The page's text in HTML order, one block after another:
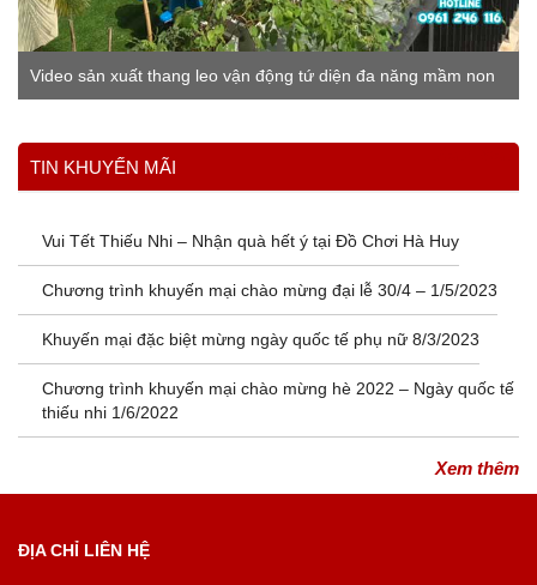
Video sản xuất thang leo vận động tứ diện đa năng mầm non
Xem thêm
TIN KHUYẾN MÃI
Vui Tết Thiếu Nhi – Nhận quà hết ý tại Đồ Chơi Hà Huy
Chương trình khuyến mại chào mừng đại lễ 30/4 – 1/5/2023
Khuyến mại đặc biệt mừng ngày quốc tế phụ nữ 8/3/2023
Chương trình khuyến mại chào mừng hè 2022 – Ngày quốc tế
thiếu nhi 1/6/2022
Xem thêm
ĐỊA CHỈ LIÊN HỆ